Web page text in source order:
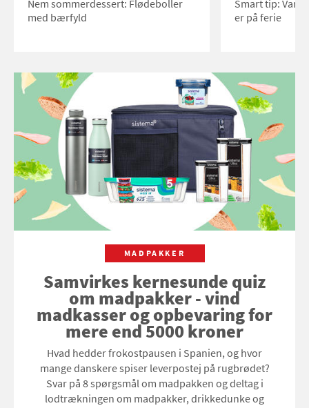
Nem sommerdessert: Flødeboller
med bærfyld
Smart tip:
er på ferie
MADPAKKER
Samvirkes kernesunde quiz
om madpakker - vind
madkasser og opbevaring for
mere end 5000 kroner
Hvad hedder frokostpausen i Spanien, og hvor
mange danskere spiser leverpostej på rugbrødet?
Svar på 8 spørgsmål om madpakken og deltag i
lodtrækningen om madpakker, drikkedunke og